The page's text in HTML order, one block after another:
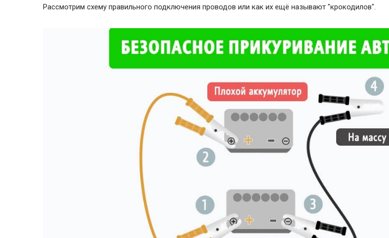
Рассмотрим схему правильного подключения проводов или как их ещё называют "крокодилов".